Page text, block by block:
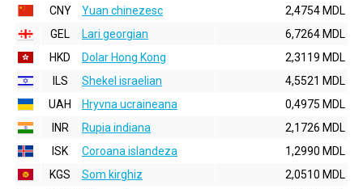
CNY
Yuan chinezesc
2,4754 MDL
GEL
Lari georgian
6,7264 MDL
HKD
Dolar Hong Kong
2,3119 MDL
ILS
Shekel israelian
4,5521 MDL
UAH
Hryvna ucraineana
0,4975 MDL
INR
Rupia indiana
2,1726 MDL
ISK
Coroana islandeza
1,2990 MDL
KGS
Som kirghiz
2,0510 MDL